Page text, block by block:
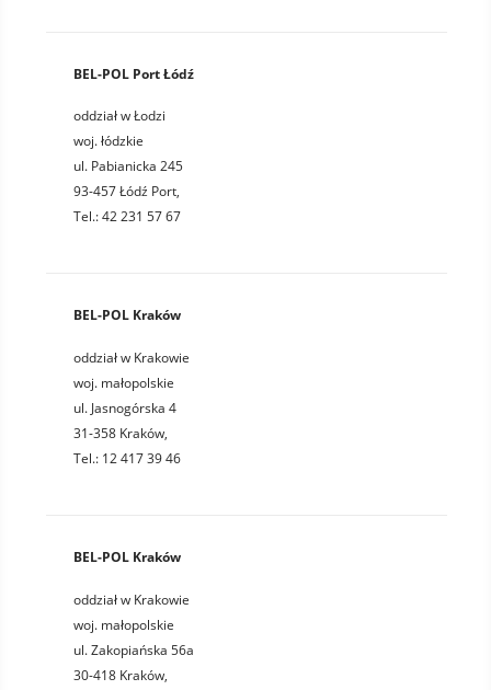
BEL-POL Port Łódź
oddział w Łodzi
woj. łódzkie
ul. Pabianicka 245
93-457 Łódź Port,
Tel.: 42 231 57 67
BEL-POL Kraków
oddział w Krakowie
woj. małopolskie
ul. Jasnogórska 4
31-358 Kraków,
Tel.: 12 417 39 46
BEL-POL Kraków
oddział w Krakowie
woj. małopolskie
ul. Zakopiańska 56a
30-418 Kraków,